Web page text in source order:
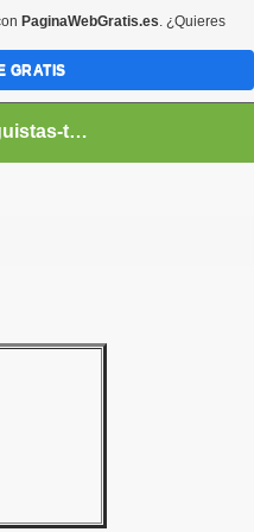
amigosmalaguistas-temporadas
PaginaWebGratis.es. ¿Quieres
GRATIS